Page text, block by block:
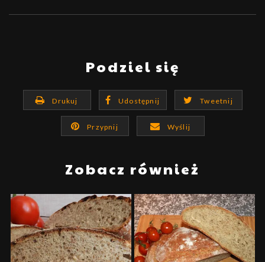
Podziel się
Drukuj Udostępnij Tweetnij
Przypnij Wyślij
Zobacz również